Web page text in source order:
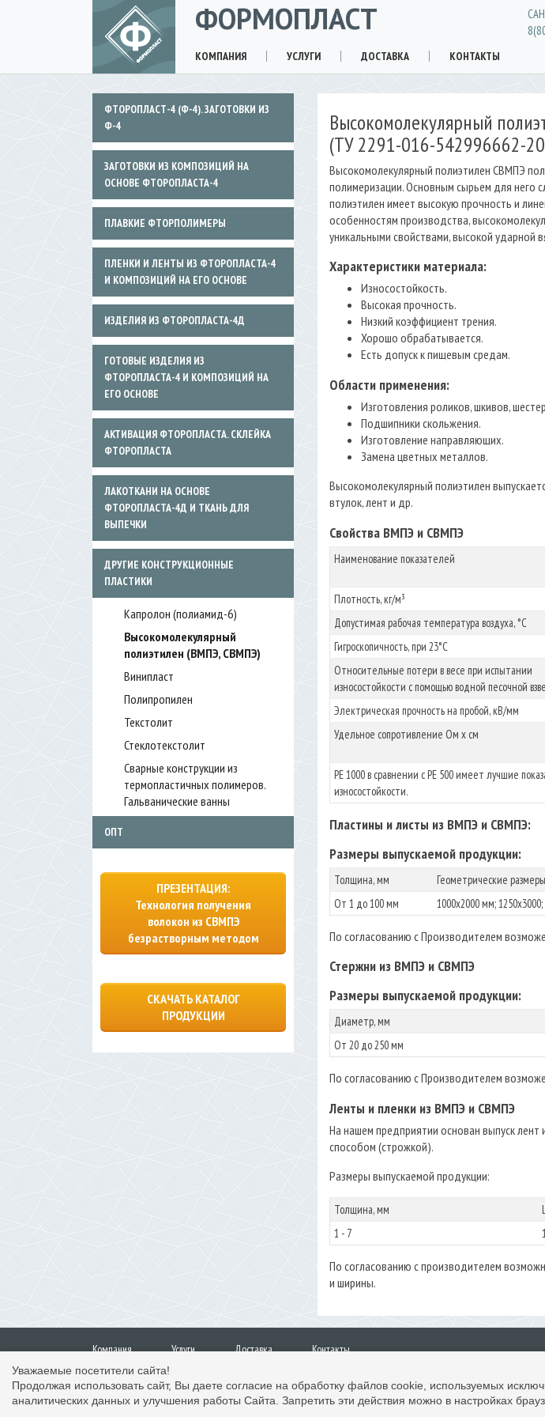
КОМПАНИЯ УСЛУГИ ДОСТАВКА КОНТАКТЫ
ФОРМОПЛАСТ
ФТОРОПЛАСТ-4 (Ф-4). ЗАГОТОВКИ ИЗ
Ф-4
ЗАГОТОВКИ ИЗ КОМПОЗИЦИЙ НА
ОСНОВЕ ФТОРОПЛАСТА-4
ПЛАВКИЕ ФТОРПОЛИМЕРЫ
ПЛЕНКИ И ЛЕНТЫ ИЗ ФТОРОПЛАСТА-4
И КОМПОЗИЦИЙ НА ЕГО ОСНОВЕ
ИЗДЕЛИЯ ИЗ ФТОРОПЛАСТА-4Д
ГОТОВЫЕ ИЗДЕЛИЯ ИЗ
ФТОРОПЛАСТА-4 И КОМПОЗИЦИЙ НА
ЕГО ОСНОВЕ
АКТИВАЦИЯ ФТОРОПЛАСТА. СКЛЕЙКА
ФТОРОПЛАСТА
ЛАКОТКАНИ НА ОСНОВЕ
ФТОРОПЛАСТА-4Д И ТКАНЬ ДЛЯ
ВЫПЕЧКИ
ДРУГИЕ КОНСТРУКЦИОННЫЕ
ПЛАСТИКИ
Капролон (полиамид-6)
Высокомолекулярный
полиэтилен (ВМПЭ, СВМПЭ)
Винипласт
Полипропилен
Текстолит
Стеклотекстолит
Сварные конструкции из
термопластичных полимеров.
Гальванические ванны
ОПТ
ПРЕЗЕНТАЦИЯ:
Технология получения
волокон из СВМПЭ
безрастворным методом
СКАЧАТЬ КАТАЛОГ
ПРОДУКЦИИ
Высокомолекулярный
(ТУ 2291-016-542996662-
Высокомолекулярный полиэтилен СВМПЭ
полимеризации. Основным сырьем для него
полиэтилен имеет высокую прочность и
особенностям производства,
уникальными свойствами, высокой ударной
Характеристики материала:
Износостойкость.
Высокая прочность.
Низкий коэффициент трения.
Хорошо обрабатывается.
Есть допуск к пищевым средам.
Области применения:
Изготовления роликов, шкивов,
Подшипники скольжения.
Изготовление направляющих.
Замена цветных металлов.
Высокомолекулярный полиэтилен
втулок, лент и др.
Свойства ВМПЭ и СВМПЭ
Наименование показателей
Плотность, кг/м³
Допустимая рабочая температура воздуха, °С
Гигроскопичность, при 23°С
Относительные потери в весе при испытании
износостойкости с помощью водной песочной
Электрическая прочность на пробой, кВ/мм
Удельное сопротивление Ом х см
PE 1000 в сравнении с PE 500 имеет лучшие
износостойкости.
Пластины и листы из ВМПЭ и СВМПЭ:
Размеры выпускаемой продукции:
Толщина, мм
Геометрические
От 1 до 100 мм
1000х2000 мм;
По согласованию с Производителем
Стержни из ВМПЭ и СВМПЭ
Размеры выпускаемой продукции:
Диаметр, мм
От 20 до 250 мм
По согласованию с Производителем
Ленты и пленки из ВМПЭ и СВМПЭ
На нашем предприятии основан выпуск
способом (строжкой).
Размеры выпускаемой продукции:
Толщина, мм
1 - 7
По согласованию с производителем
и ширины.
Компания Услуги Доставка Контакты
© 2017, "Формопласт", Санкт-Петербург
Уважаемые посетители сайта!
Продолжая использовать сайт, Вы даете согласие на обработку файлов cookie, используемых
аналитических данных и улучшения работы Сайта. Запретить эти действия можно в настройках